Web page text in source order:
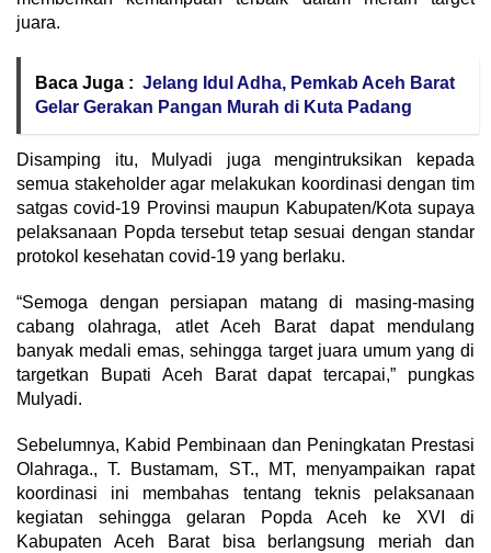
juara.
Baca Juga : Jelang Idul Adha, Pemkab Aceh Barat
Gelar Gerakan Pangan Murah di Kuta Padang
Disamping itu, Mulyadi juga mengintruksikan kepada
semua stakeholder agar melakukan koordinasi dengan tim
satgas covid-19 Provinsi maupun Kabupaten/Kota supaya
pelaksanaan Popda tersebut tetap sesuai dengan standar
protokol kesehatan covid-19 yang berlaku.
“Semoga dengan persiapan matang di masing-masing
cabang olahraga, atlet Aceh Barat dapat mendulang
banyak medali emas, sehingga target juara umum yang di
targetkan Bupati Aceh Barat dapat tercapai,” pungkas
Mulyadi.
Sebelumnya, Kabid Pembinaan dan Peningkatan Prestasi
Olahraga., T. Bustamam, ST., MT, menyampaikan rapat
koordinasi ini membahas tentang teknis pelaksanaan
kegiatan sehingga gelaran Popda Aceh ke XVI di
Kabupaten Aceh Barat bisa berlangsung meriah dan